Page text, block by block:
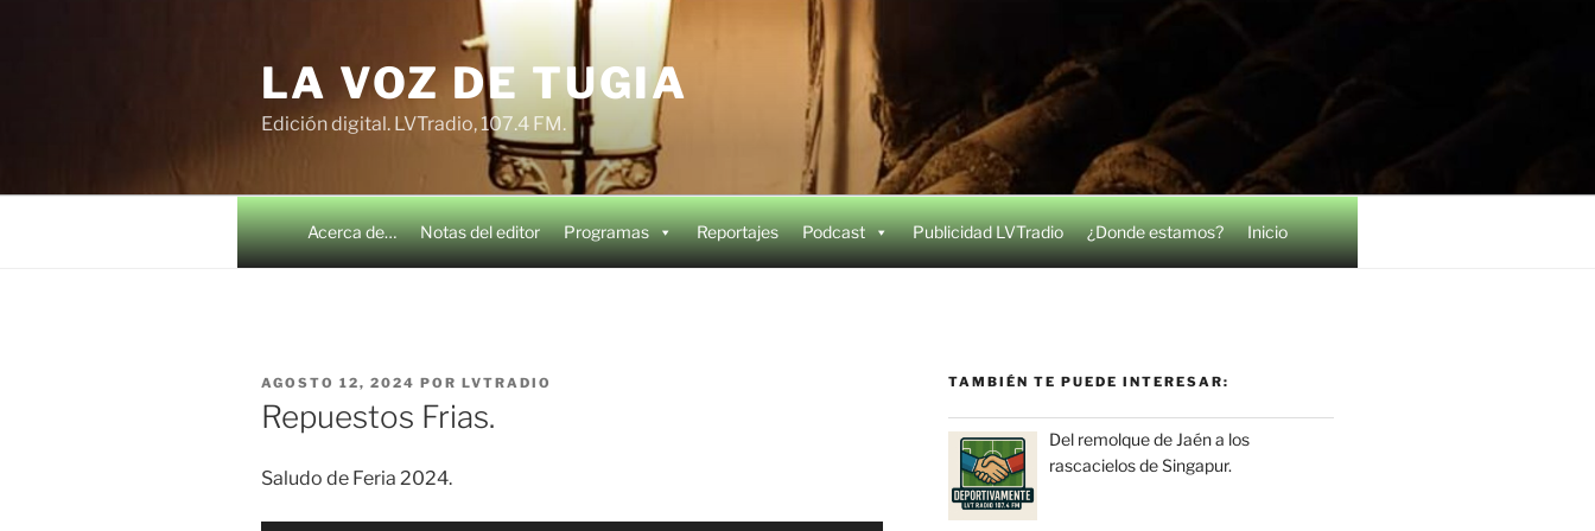
LA VOZ DE TUGIA
Edición digital. LVTradio, 107.4 FM.
Acerca de… Notas del editor Programas Reportajes Podcast Publicidad LVTradio ¿Donde estamos? Inicio
PUBLICADO
EL
AGOSTO 12, 2024 POR LVTRADIO
Repuestos Frias.
Saludo de Feria 2024.
TAMBIÉN TE PUEDE INTERESAR:
Del remolque de Jaén a los
rascacielos de Singapur.